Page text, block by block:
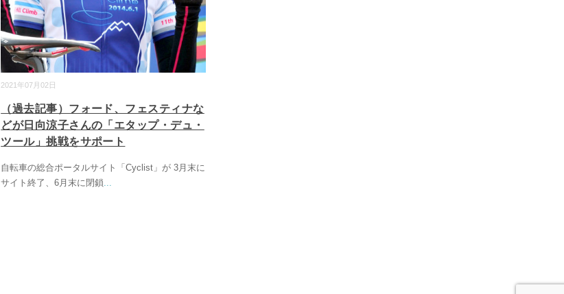
2021年07月02日
（過去記事）フォード、フェスティナな
どが日向涼子さんの「エタップ・デュ・
ツール」挑戦をサポート
自転車の総合ポータルサイト「Cyclist」が 3月末に
サイト終了、6月末に閉鎖